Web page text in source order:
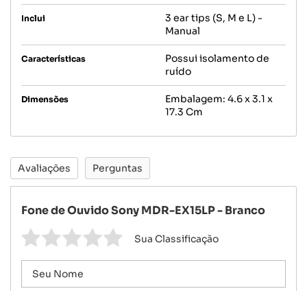
Inclui
3 ear tips (S, M e L) -
Manual
Características
Possui isolamento de
ruído
Dimensões
Embalagem: 4.6 x 3.1 x
17.3 Cm
Avaliações Perguntas
Fone de Ouvido Sony MDR-EX15LP - Branco
Sua Classificação